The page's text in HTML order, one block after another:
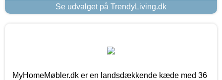
Se udvalget på TrendyLiving.dk
MyHomeMøbler.dk er en landsdækkende kæde med 36